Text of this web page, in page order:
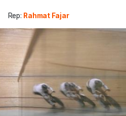
Rep: Rahmat Fajar